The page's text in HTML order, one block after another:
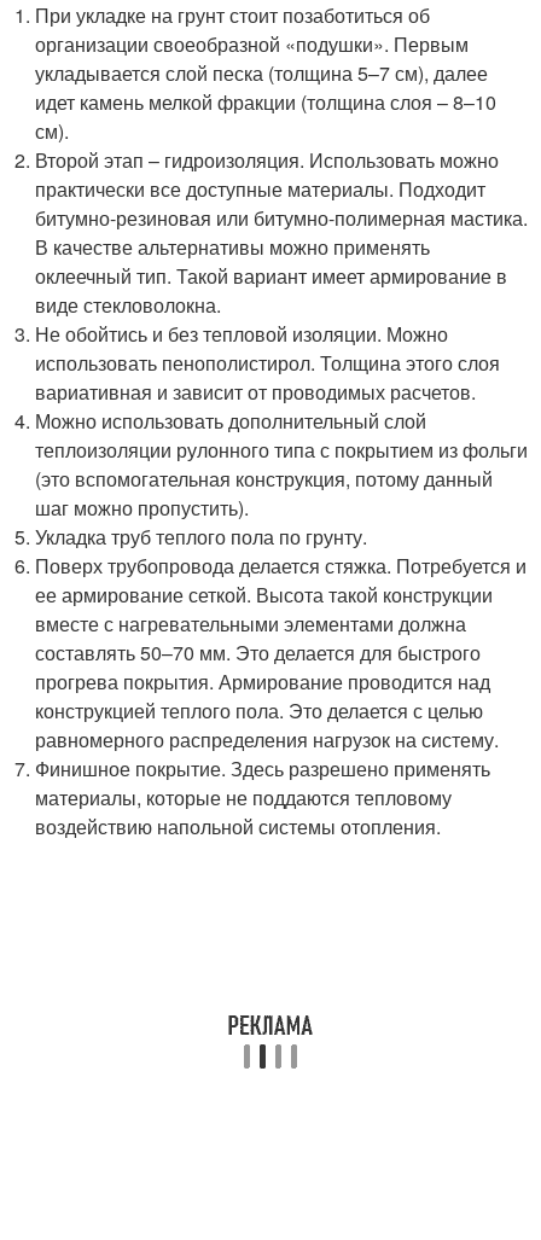
При укладке на грунт стоит позаботиться об
организации своеобразной «подушки». Первым
укладывается слой песка (толщина 5–7 см), далее
идет камень мелкой фракции (толщина слоя – 8–10
см).
Второй этап – гидроизоляция. Использовать можно
практически все доступные материалы. Подходит
битумно-резиновая или битумно-полимерная мастика.
В качестве альтернативы можно применять
оклеечный тип. Такой вариант имеет армирование в
виде стекловолокна.
Не обойтись и без тепловой изоляции. Можно
использовать пенополистирол. Толщина этого слоя
вариативная и зависит от проводимых расчетов.
Можно использовать дополнительный слой
теплоизоляции рулонного типа с покрытием из фольги
(это вспомогательная конструкция, потому данный
шаг можно пропустить).
Укладка труб теплого пола по грунту.
Поверх трубопровода делается стяжка. Потребуется и
ее армирование сеткой. Высота такой конструкции
вместе с нагревательными элементами должна
составлять 50–70 мм. Это делается для быстрого
прогрева покрытия. Армирование проводится над
конструкцией теплого пола. Это делается с целью
равномерного распределения нагрузок на систему.
Финишное покрытие. Здесь разрешено применять
материалы, которые не поддаются тепловому
воздействию напольной системы отопления.